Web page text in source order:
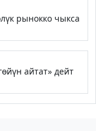
рынокко чыкса
айтат» дейт